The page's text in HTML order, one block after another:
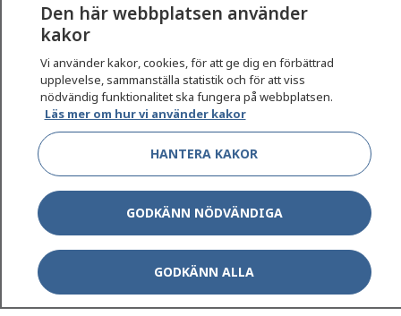
1177–tryggt om din hälsa och vård
På 1177.se får du råd om hälsa och information om
sjukdomar och vilka mottagningar du kan kontakta.
Logga in för att läsa din journal och göra dina
vårdärenden. Ring telefonnummer 1177 för
sjukvårdsrådgivning dygnet runt.
1177 ger dig råd när du vill må bättre.
Den här webbplatsen använder
kakor
Vi använder kakor, cookies, för att ge dig en förbättrad
upplevelse, sammanställa statistik och för att viss
nödvändig funktionalitet ska fungera på webbplatsen.
Läs mer om hur vi använder kakor
HANTERA KAKOR
GODKÄNN NÖDVÄNDIGA
GODKÄNN ALLA